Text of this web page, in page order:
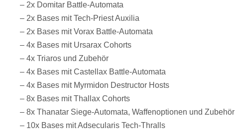
– 2x Domitar Battle-Automata
– 2x Bases mit Tech-Priest Auxilia
– 2x Bases mit Vorax Battle-Automata
– 4x Bases mit Ursarax Cohorts
– 4x Triaros und Zubehör
– 4x Bases mit Castellax Battle-Automata
– 4x Bases mit Myrmidon Destructor Hosts
– 8x Bases mit Thallax Cohorts
– 8x Thanatar Siege-Automata, Waffenoptionen und Zubehör
– 10x Bases mit Adsecularis Tech-Thralls